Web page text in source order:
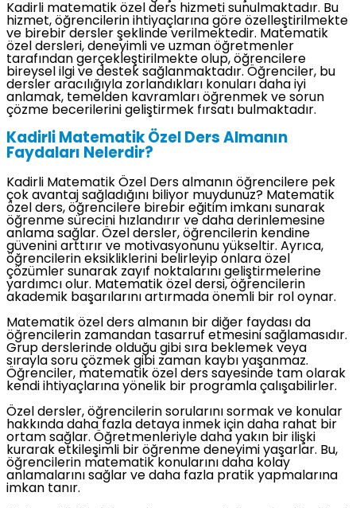
Kadirli matematik özel ders hizmeti sunulmaktadır. Bu
hizmet, öğrencilerin ihtiyaçlarına göre özelleştirilmekte
ve birebir dersler şeklinde verilmektedir. Matematik
özel dersleri, deneyimli ve uzman öğretmenler
tarafından gerçekleştirilmekte olup, öğrencilere
bireysel ilgi ve destek sağlanmaktadır. Öğrenciler, bu
dersler aracılığıyla zorlandıkları konuları daha iyi
anlamak, temelden kavramları öğrenmek ve sorun
çözme becerilerini geliştirmek fırsatı bulmaktadır.
Kadirli Matematik Özel Ders Almanın
Faydaları Nelerdir?
Kadirli Matematik Özel Ders almanın öğrencilere pek
çok avantaj sağladığını biliyor muydunuz? Matematik
özel ders, öğrencilere birebir eğitim imkanı sunarak
öğrenme sürecini hızlandırır ve daha derinlemesine
anlama sağlar. Özel dersler, öğrencilerin kendine
güvenini arttırır ve motivasyonunu yükseltir. Ayrıca,
öğrencilerin eksikliklerini belirleyip onlara özel
çözümler sunarak zayıf noktalarını geliştirmelerine
yardımcı olur. Matematik özel dersi, öğrencilerin
akademik başarılarını artırmada önemli bir rol oynar.
Matematik özel ders almanın bir diğer faydası da
öğrencilerin zamandan tasarruf etmesini sağlamasıdır.
Grup derslerinde olduğu gibi sıra beklemek veya
sırayla soru çözmek gibi zaman kaybı yaşanmaz.
Öğrenciler, matematik özel ders sayesinde tam olarak
kendi ihtiyaçlarına yönelik bir programla çalışabilirler.
Özel dersler, öğrencilerin sorularını sormak ve konular
hakkında daha fazla detaya inmek için daha rahat bir
ortam sağlar. Öğretmenleriyle daha yakın bir ilişki
kurarak etkileşimli bir öğrenme deneyimi yaşarlar. Bu,
öğrencilerin matematik konularını daha kolay
anlamalarını sağlar ve daha fazla pratik yapmalarına
imkan tanır.